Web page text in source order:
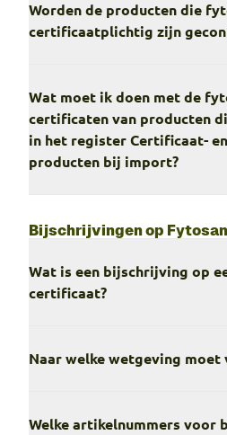
Worden de producten die
certificaatplichtig zijn
Wat moet ik doen met de
certificaten van producten
in het register Certificaat-
producten bij import?
Bijschrijvingen op
Wat is een bijschrijving op
certificaat?
Naar welke wetgeving moet
Welke artikelnummers voor